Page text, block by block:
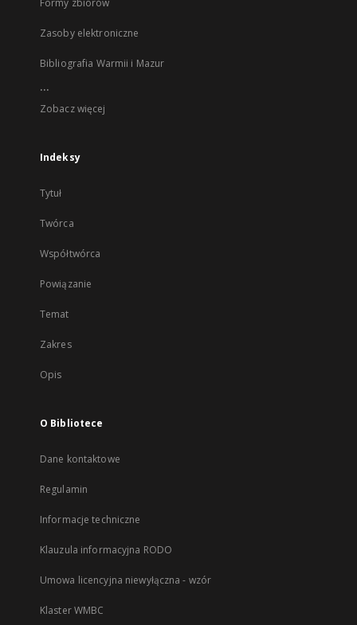
Formy zbiorów
Zasoby elektroniczne
Bibliografia Warmii i Mazur
...
Zobacz więcej
Indeksy
Tytuł
Twórca
Współtwórca
Powiązanie
Temat
Zakres
Opis
O Bibliotece
Dane kontaktowe
Regulamin
Informacje techniczne
Klauzula informacyjna RODO
Umowa licencyjna niewyłączna - wzór
Klaster WMBC